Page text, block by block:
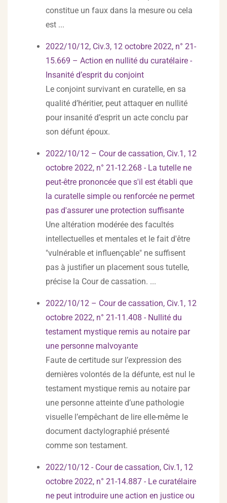
constitue un faux dans la mesure ou cela
est ...
2022/10/12, Civ.3, 12 octobre 2022, n° 21-
15.669 – Action en nullité du curatélaire -
Insanité d’esprit du conjoint
Le conjoint survivant en curatelle, en sa
qualité d’héritier, peut attaquer en nullité
pour insanité d’esprit un acte conclu par
son défunt époux.
2022/10/12 – Cour de cassation, Civ.1, 12
octobre 2022, n° 21-12.268 - La tutelle ne
peut-être prononcée que s'il est établi que
la curatelle simple ou renforcée ne permet
pas d'assurer une protection suffisante
Une altération modérée des facultés
intellectuelles et mentales et le fait d'être
"vulnérable et influençable" ne suffisent
pas à justifier un placement sous tutelle,
précise la Cour de cassation. ...
2022/10/12 – Cour de cassation, Civ.1, 12
octobre 2022, n° 21-11.408 - Nullité du
testament mystique remis au notaire par
une personne malvoyante
Faute de certitude sur l’expression des
dernières volontés de la défunte, est nul le
testament mystique remis au notaire par
une personne atteinte d’une pathologie
visuelle l’empêchant de lire elle-même le
document dactylographié présenté
comme son testament.
2022/10/12 - Cour de cassation, Civ.1, 12
octobre 2022, n° 21-14.887 - Le curatélaire
ne peut introduire une action en justice ou